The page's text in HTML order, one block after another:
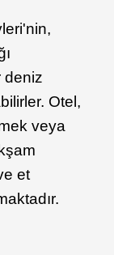
deniz
Otel,
veya
et